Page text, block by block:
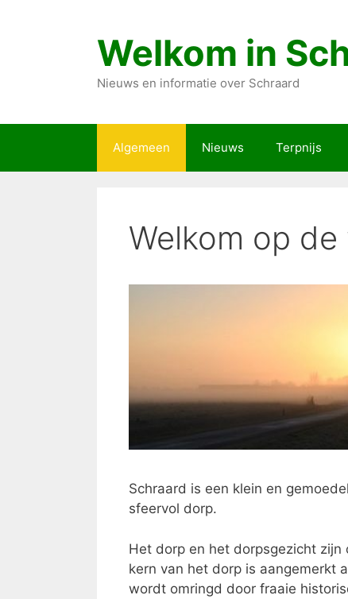
Welkom in
Nieuws en informatie over Schraard
Algemeen Nieuws Terpnijs
Welkom op
Schraard is een klein en
sfeervol dorp.
Het dorp en het dorpsgezicht
kern van het dorp is aangemerkt
wordt omringd door fraaie